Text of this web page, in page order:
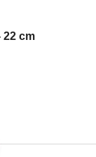
22 cm